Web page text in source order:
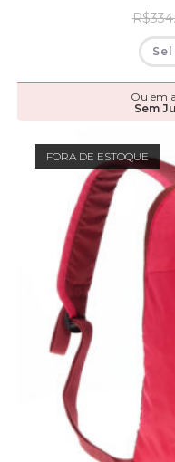
R$
Ou em
Sem
FORA DE ESTOQUE